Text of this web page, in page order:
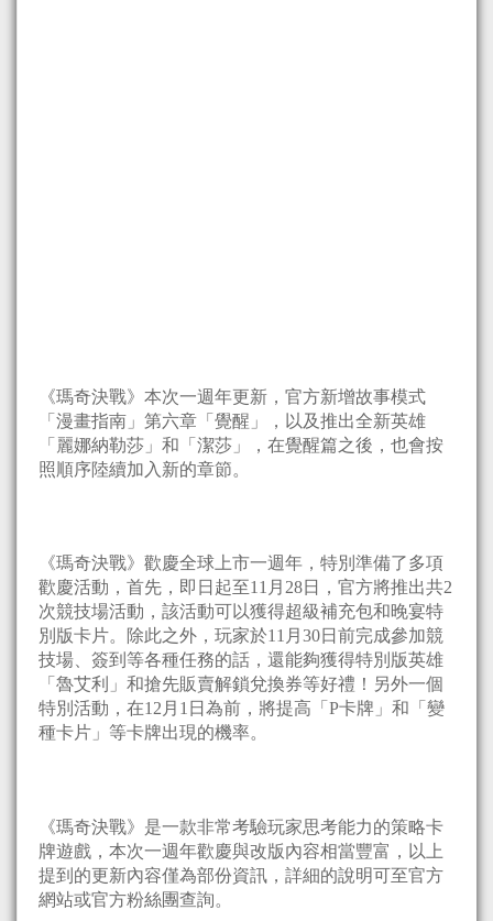
《瑪奇決戰》本次一週年更新，官方新增故事模式
「漫畫指南」第六章「覺醒」，以及推出全新英雄
「麗娜納勒莎」和「潔莎」，在覺醒篇之後，也會按
照順序陸續加入新的章節。
《瑪奇決戰》歡慶全球上市一週年，特別準備了多項
歡慶活動，首先，即日起至11月28日，官方將推出共2
次競技場活動，該活動可以獲得超級補充包和晚宴特
別版卡片。除此之外，玩家於11月30日前完成參加競
技場、簽到等各種任務的話，還能夠獲得特別版英雄
「魯艾利」和搶先販賣解鎖兌換券等好禮！另外一個
特別活動，在12月1日為前，將提高「P卡牌」和「變
種卡片」等卡牌出現的機率。
《瑪奇決戰》是一款非常考驗玩家思考能力的策略卡
牌遊戲，本次一週年歡慶與改版內容相當豐富，以上
提到的更新內容僅為部份資訊，詳細的說明可至官方
網站或官方粉絲團查詢。